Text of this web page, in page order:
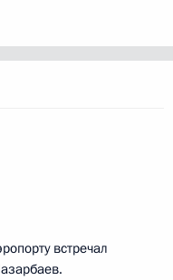
встречал